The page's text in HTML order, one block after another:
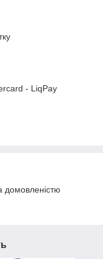
- LiqPay
домовленістю